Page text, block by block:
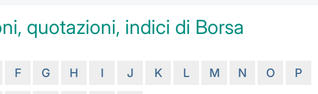
quotazioni, indici di Borsa
F G H I J K L M N O P